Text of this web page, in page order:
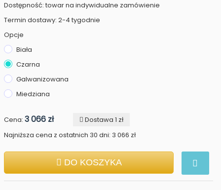
Dostępność: towar na indywidualne zamówienie
Termin dostawy: 2-4 tygodnie
Opcje
Biała
Czarna
Galwanizowana
Miedziana
Cena: 3 066 zł
Dostawa 1 zł
Najniższa cena z ostatnich 30 dni: 3 066 zł
DO KOSZYKA